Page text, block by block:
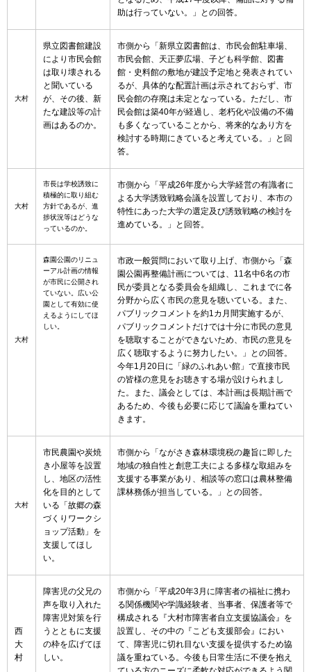
助は行っていない。」との回答。
大村
県立図書館建設
により市民会館
は取り壊される
と聞いている
が、その後、新
たな建設等の計
画はあるのか。
市側から「新県立図書館は、市民会館駐車場、
市民会館、天正夢広場、子ども科学館、図書
館・史料館の敷地が建設予定地と発表されてい
るが、具体的な配置計画は示されておらず、市
民会館の存廃は未定となっている。ただし、市
民会館は築40年が経過し、老朽化や設備の不備
も多くなっていることから、将来的なあり方を
検討する時期にきていると考えている。」と回
答。
大村
市長は学校誘致に
積極的に取り組む
方針であるが、進
捗状況等はどうな
っているのか。
市側から「平成26年度から大学経営の有識者に
よる大学誘致戦略会議を設置しており、本市の
特性にあった大学の選定及び誘致戦略の検討を
進めている。」と回答。
大村
森園公園のリニュ
ーアル計画の情報
が市民に公開され
ていない。広い公
園として有効に使
えるようにしてほ
しい。
市政一般質問において取り上げ、市側から「森
園公園再整備計画については、11名中6名の市
民が委員となる委員会を組織し、これまでに各
分野から広く市民の意見を聴いている。また、
パブリックコメントを約1カ月間実施するが、
パブリックコメントだけでは十分に市民の意見
を聴取することができないため、市民の意見を
広く聴取するように努力したい。」との回答。
今年1月20日に「緑のふれあい館」で直接市民
の皆様の意見をお聴きする場が設けられまし
た。また、議会としては、本計画は長期計画で
あるため、今後も必要に応じて議論を重ねてい
きます。
大村
市民農園や炭焼
き小屋等を設置
し、地区の活性
化を目的として
いる「故郷の森
づくりワークシ
ョップ活動」を
支援してほし
い。
市側から「ながさき森林環境税の趣旨に即した
地域の独自性と創意工夫による多様な取組みを
支援する事業があり、相談等の窓口は農林整備
課林務係が担当している。」との回答。
西
大
村
障害児の父兄の
声を取り入れた
障害児対策を行
うとともに支援
の枠を広げてほ
しい。
市側から「平成20年3月に障害者の福祉に携わ
る関係機関や学識経験者、当事者、保護者等で
構成される『大村市障害者自立支援協議会』を
設置し、その中の『こども支援部会』におい
て、障害児に切れ目ない支援を提供するため協
議を重ねている。今後も日常生活に不便を抱え